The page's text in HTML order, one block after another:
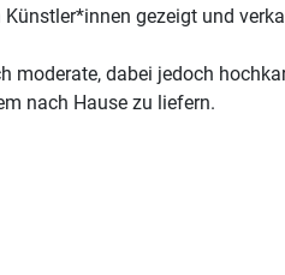
gezeigt und
moderate, dabei jedoch
nach Hause zu liefern.